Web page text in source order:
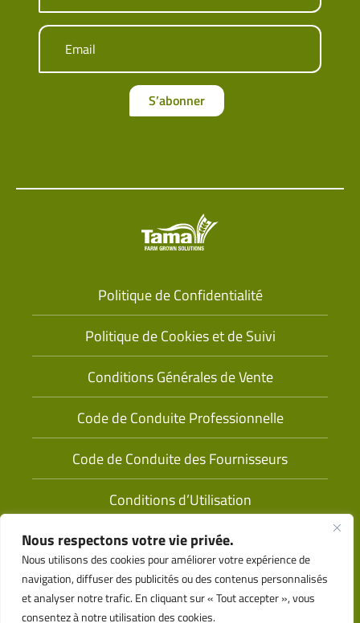
Nous respectons votre vie privée.
Nous utilisons des cookies pour améliorer votre expérience de
navigation, diffuser des publicités ou des contenus personnalisés
et analyser notre trafic. En cliquant sur « Tout accepter », vous
consentez à notre utilisation des cookies.
Email
S’abonner
Politique de Confidentialité
Politique de Cookies et de Suivi
Conditions Générales de Vente
Code de Conduite Professionnelle
Code de Conduite des Fournisseurs
Conditions d’Utilisation